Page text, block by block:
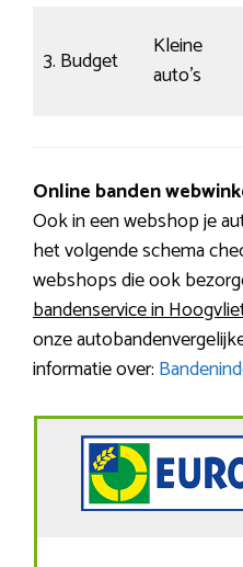
3. Budget
Kleine
auto’s
Online banden
Ook in een webshop je
het volgende schema
webshops die ook
bandenservice in
onze
informatie over: